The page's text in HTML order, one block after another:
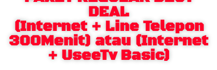
DEAL
(Internet + Line Telepon
300Menit) atau (Internet
+ UseeTv Basic)